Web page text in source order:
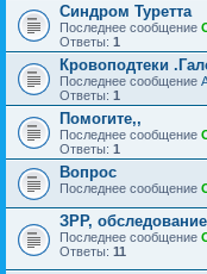
Синдром Туретта
Последнее сообщение
Ответы: 1
Кровоподтеки
Последнее сообщение
Ответы: 1
Помогите,,
Последнее сообщение
Ответы: 1
Вопрос
Последнее сообщение
ЗРР,
Последнее сообщение
Ответы: 11